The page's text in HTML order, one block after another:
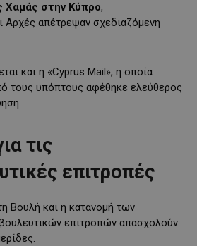
Χαμάς στην Κύπρο,
Αρχές απέτρεψαν σχεδιαζόμενη
και η «Cyprus Mail», η οποία
τους υπόπτους αφέθηκε ελεύθερος
τις
επιτροπές
Βουλή και η κατανομή των
επιτροπών απασχολούν